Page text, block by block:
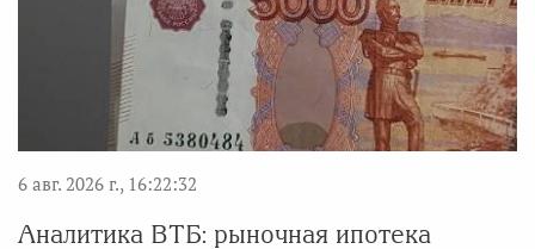
6 авг. 2026 г., 16:22:32
Аналитика ВТБ: рыночная ипотека